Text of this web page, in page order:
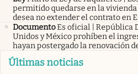
permitido quedarse en la
desea no extender el contrato en
DocumentoEs oficial | República
Unidos y México prohíben el
hayan postergado la renovación
Últimas noticias